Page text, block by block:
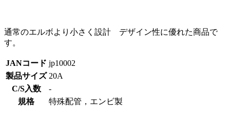
通常のエルボより小さく設計 デザイン性に優れた商品で
す。
JANコード jp10002
製品サイズ 20A
C/S入数
-
規格
特殊配管，エンビ製